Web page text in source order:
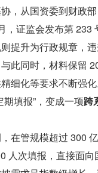
，从国资委到财政
，证监会发布第 233
提升为行政规章，
此同时，材料保留
细化等要求不断强化
期填报”，变成一项跨
在管规模超过 300
人次填报，直接面